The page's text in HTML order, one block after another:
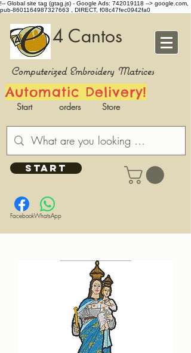
!-- Global site tag (gtag.js) - Google Ads: 742019118 --> google.com,
pub-8601164987327663 , DIRECT, f08c47fec0942fa0
4 Cantos
Computerized Embroidery Matrices
Automatic Delivery!
Start orders Store
START
FacebookWhatsApp